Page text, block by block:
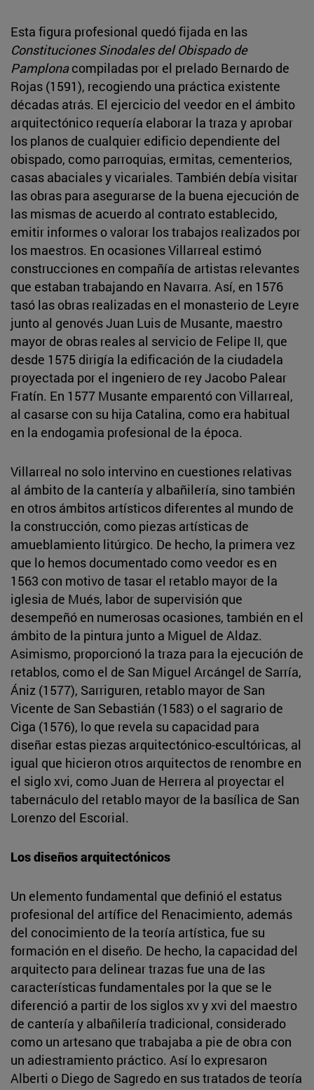
Esta figura profesional quedó fijada en las
Constituciones Sinodales del Obispado de
Pamplonacompiladas por el prelado Bernardo de
Rojas (1591), recogiendo una práctica existente
décadas atrás. El ejercicio del veedor en el ámbito
arquitectónico requería elaborar la traza y aprobar
los planos de cualquier edificio dependiente del
obispado, como parroquias, ermitas, cementerios,
casas abaciales y vicariales. También debía visitar
las obras para asegurarse de la buena ejecución de
las mismas de acuerdo al contrato establecido,
emitir informes o valorar los trabajos realizados por
los maestros. En ocasiones Villarreal estimó
construcciones en compañía de artistas relevantes
que estaban trabajando en Navarra. Así, en 1576
tasó las obras realizadas en el monasterio de Leyre
junto al genovés Juan Luis de Musante, maestro
mayor de obras reales al servicio de Felipe II, que
desde 1575 dirigía la edificación de la ciudadela
proyectada por el ingeniero de rey Jacobo Palear
Fratín. En 1577 Musante emparentó con Villarreal,
al casarse con su hija Catalina, como era habitual
en la endogamia profesional de la época.
Villarreal no solo intervino en cuestiones relativas
al ámbito de la cantería y albañilería, sino también
en otros ámbitos artísticos diferentes al mundo de
la construcción, como piezas artísticas de
amueblamiento litúrgico. De hecho, la primera vez
que lo hemos documentado como veedor es en
1563 con motivo de tasar el retablo mayor de la
iglesia de Mués, labor de supervisión que
desempeñó en numerosas ocasiones, también en el
ámbito de la pintura junto a Miguel de Aldaz.
Asimismo, proporcionó la traza para la ejecución de
retablos, como el de San Miguel Arcángel de Sarría,
Ániz (1577), Sarriguren, retablo mayor de San
Vicente de San Sebastián (1583) o el sagrario de
Ciga (1576), lo que revela su capacidad para
diseñar estas piezas arquitectónico-escultóricas, al
igual que hicieron otros arquitectos de renombre en
el siglo xvi, como Juan de Herrera al proyectar el
tabernáculo del retablo mayor de la basílica de San
Lorenzo del Escorial.
Los diseños arquitectónicos
Un elemento fundamental que definió el estatus
profesional del artífice del Renacimiento, además
del conocimiento de la teoría artística, fue su
formación en el diseño. De hecho, la capacidad del
arquitecto para delinear trazas fue una de las
características fundamentales por la que se le
diferenció a partir de los siglos xv y xvi del maestro
de cantería y albañilería tradicional, considerado
como un artesano que trabajaba a pie de obra con
un adiestramiento práctico. Así lo expresaron
Alberti o Diego de Sagredo en sus tratados de teoría